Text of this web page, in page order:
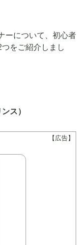
ーについて、初心者
をご紹介しまし
ス）
【広告】